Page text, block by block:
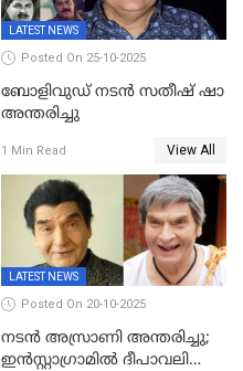
LATEST NEWS
Posted On 25-10-2025
ബോളിവുഡ് നടൻ സതീഷ് ഷാ
അന്തരിച്ചു
1 Min Read View All
LATEST NEWS
Posted On 20-10-2025
നടന്‍ അസ്രാണി അന്തരിച്ചു;
ഇന്‍‌സ്റ്റാഗ്രാമില്‍ ദീപാവലി